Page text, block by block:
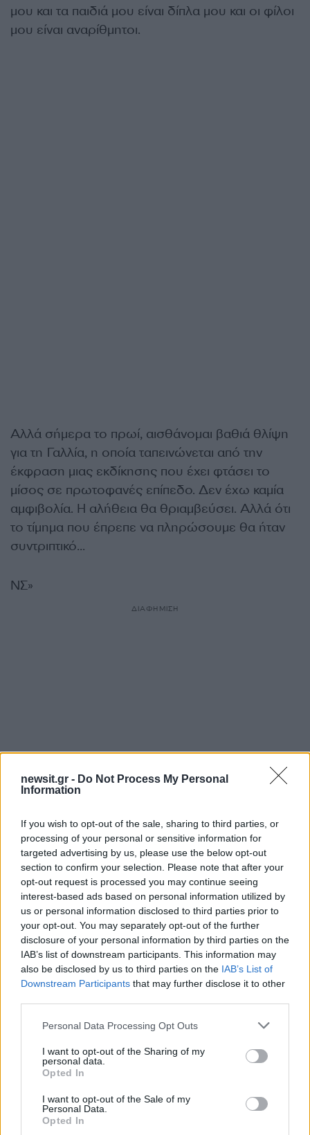
newsit.gr - Do Not Process My Personal
Information
If you wish to opt-out of the sale, sharing to third parties, or
processing of your personal or sensitive information for
targeted advertising by us, please use the below opt-out
section to confirm your selection. Please note that after your
opt-out request is processed you may continue seeing
interest-based ads based on personal information utilized by
us or personal information disclosed to third parties prior to
your opt-out. You may separately opt-out of the further
disclosure of your personal information by third parties on the
IAB’s list of downstream participants. This information may
also be disclosed by us to third parties on the IAB’s List of
Downstream Participants that may further disclose it to other
Please note that this website/app uses one or more Google
not limited to your visit or usage behaviour. You may click to
grant or deny consent to Google and its third-party tags to
use your data for below specified purposes in below Google
consent section.
Personal Data Processing Opt Outs
I want to opt-out of the Sharing of my
personal data.
Opted In
I want to opt-out of the Sale of my
Personal Data.
Opted In
μου και τα παιδιά μου είναι δίπλα μου και οι φίλοι
μου είναι αναρίθμητοι.
Αλλά σήμερα το πρωί, αισθάνομαι βαθιά θλίψη
για τη Γαλλία, η οποία ταπεινώνεται από την
έκφραση μιας εκδίκησης που έχει φτάσει το
μίσος σε πρωτοφανές επίπεδο. Δεν έχω καμία
αμφιβολία. Η αλήθεια θα θριαμβεύσει. Αλλά ότι
το τίμημα που έπρεπε να πληρώσουμε θα ήταν
συντριπτικό…
ΝΣ»
ΔΙΑΦΗΜΙΣΗ
Σχόλια
Αν τα χάσατε
«Εκρηκτικό κοκτέιλ»
σήμερα με ανέμους έως 9
στους 39°C - Την Πέμπτη
υποχωρεί ο υδράργυρος
Πλεύρης στο
επανεκλογή Τραμπ
πολιτική – Η
που αναδημοσίευσε
Αμερικανός